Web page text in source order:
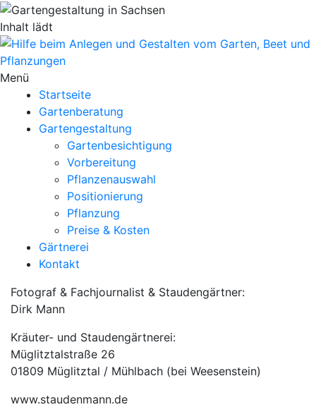
Inhalt lädt
Menü
Startseite
Gartenberatung
Gartengestaltung
Gartenbesichtigung
Vorbereitung
Pflanzenauswahl
Positionierung
Pflanzung
Preise & Kosten
Gärtnerei
Kontakt
Fotograf & Fachjournalist & Staudengärtner:
Dirk Mann
Kräuter- und Staudengärtnerei:
Müglitztalstraße 26
01809 Müglitztal / Mühlbach (bei Weesenstein)
www.staudenmann.de